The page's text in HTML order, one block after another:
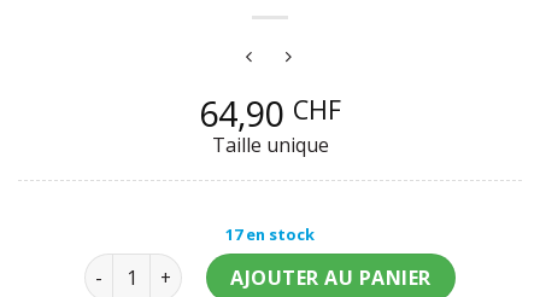
64,90 CHF
Taille unique
17 en stock
quantité de Déguisement Gros Bébé Deluxe
AJOUTER AU PANIER